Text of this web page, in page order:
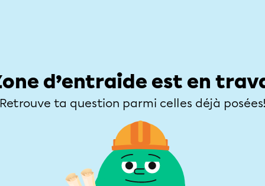
d’entraide est en
Retrouve ta question parmi celles déjà